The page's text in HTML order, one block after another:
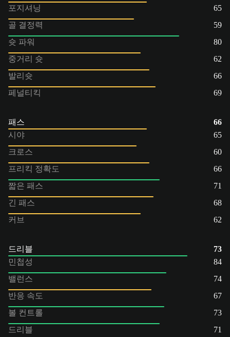
포지셔닝
65
골 결정력
59
슛 파워
80
중거리 슛
62
발리슛
66
페널티킥
69
패스
66
시야
65
크로스
60
프리킥 정확도
66
짧은 패스
71
긴 패스
68
커브
62
드리블
73
민첩성
84
밸런스
74
반응 속도
67
볼 컨트롤
73
드리블
71